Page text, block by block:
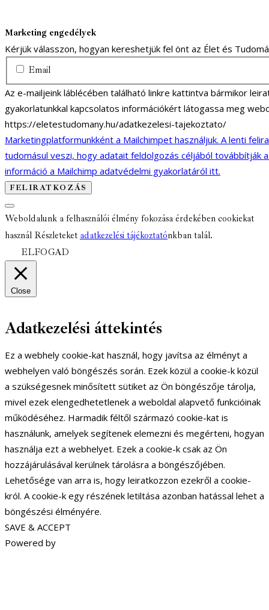
Marketing engedélyek
Kérjük válasszon, hogyan kereshetjük fel önt az Élet és
Email
Az e-mailjeink láblécében található linkre kattintva bármikor
gyakorlatunkkal kapcsolatos információkért látogassa meg
https://eletestudomany.hu/adatkezelesi-tajekoztato/
Marketingplatformunkként a Mailchimpet használjuk. A lenti
tudomásul veszi, hogy adatait feldolgozás céljából továbbítják
információ a Mailchimp adatvédelmi gyakorlatáról itt.
Weboldalunk a felhasználói élmény fokozása érdekében cookiekat
használ Részleteket adatkezelési tájékoztatónkban talál.
ELFOGAD
Close
Adatkezelési áttekintés
Ez a webhely cookie-kat használ, hogy javítsa az élményt a
webhelyen való böngészés során. Ezek közül a cookie-k közül
a szükségesnek minősített sütiket az Ön böngészője tárolja,
mivel ezek elengedhetetlenek a weboldal alapvető funkcióinak
működéséhez. Harmadik féltől származó cookie-kat is
használunk, amelyek segítenek elemezni és megérteni, hogyan
használja ezt a webhelyet. Ezek a cookie-k csak az Ön
hozzájárulásával kerülnek tárolásra a böngészőjében.
Lehetősége van arra is, hogy leiratkozzon ezekről a cookie-
król. A cookie-k egy részének letiltása azonban hatással lehet a
böngészési élményére.
SAVE & ACCEPT
Powered by